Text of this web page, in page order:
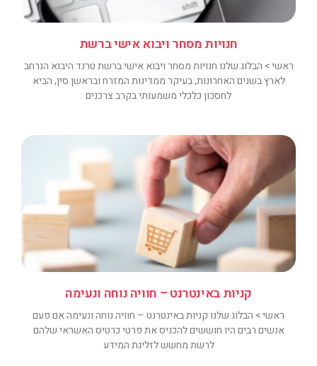
חנויות מסחר ויבוא אישי ברשת
ראשי > הבלוג שלנו חנויות מסחר ויבוא אישי ברשת טרנד היבוא הנרחב
לארץ בשנים האחרונות, בעיקר ממדינות המזרח ובראשן סין, הביא
לחסכון כלכלי משמעותי בקרב צרכנים
קניות באינטרנט – חוויה נוחה ונעימה
ראשי > הבלוג שלנו קניות באינטרנט – חוויה נוחה ונעימה אם פעם
אנשים רבים היו חוששים להכניס את פרטי כרטיס האשראי שלהם
לרשת מחשש לזליגת המידע